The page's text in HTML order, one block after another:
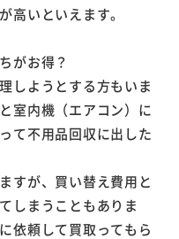
高いといえます。
がお得？
しようとする方もいま
室内機（エアコン）に
て不用品回収に出した
すが、買い替え費用と
しまうこともありま
依頼して買取ってもら